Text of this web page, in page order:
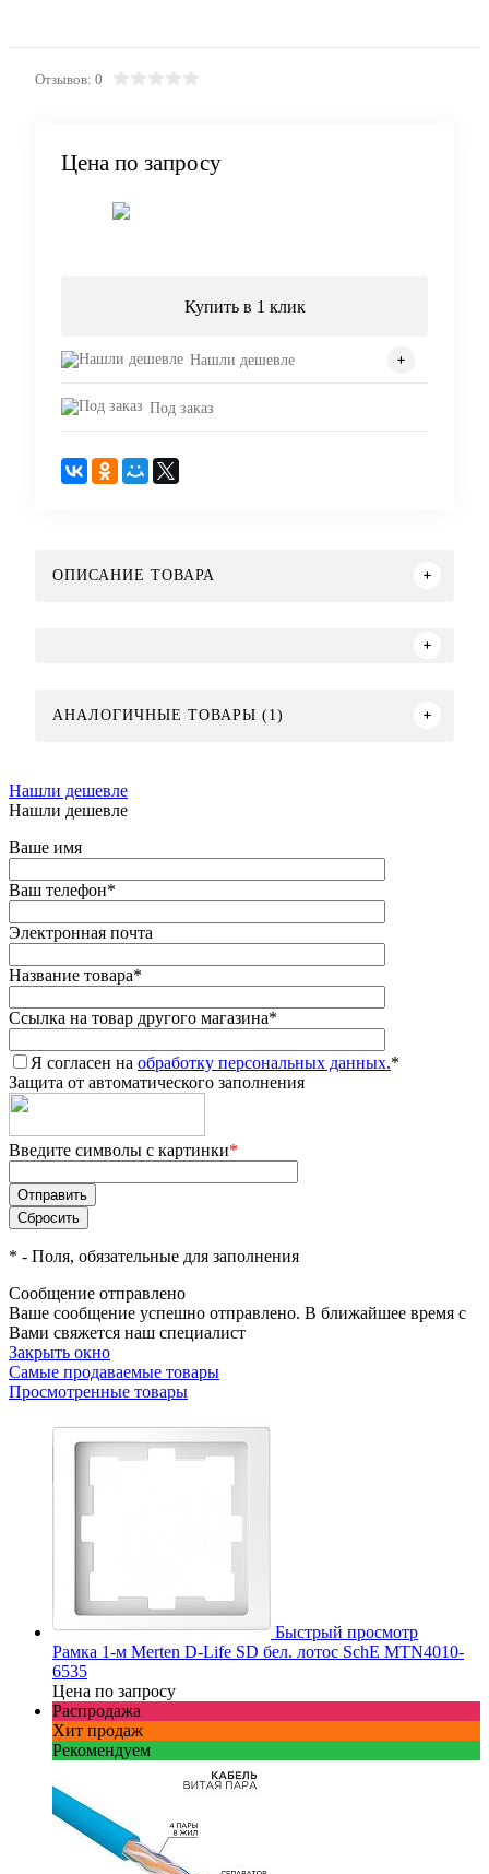
Отзывов: 0
Цена по запросу
Купить в 1 клик
Нашли дешевле
Под заказ
ОПИСАНИЕ ТОВАРА
АНАЛОГИЧНЫЕ ТОВАРЫ (1)
Нашли дешевле
Нашли дешевле
Ваше имя
Ваш телефон*
Электронная почта
Название товара*
Ссылка на товар другого магазина*
Я согласен на обработку персональных данных.*
Защита от автоматического заполнения
Введите символы с картинки*
* - Поля, обязательные для заполнения
Сообщение отправлено
Ваше сообщение успешно отправлено. В ближайшее время с
Вами свяжется наш специалист
Закрыть окно
Самые продаваемые товары
Просмотренные товары
Быстрый просмотр
Рамка 1-м Merten D-Life SD бел. лотос SchE MTN4010-
6535
Цена по запросу
Распродажа
Хит продаж
Рекомендуем